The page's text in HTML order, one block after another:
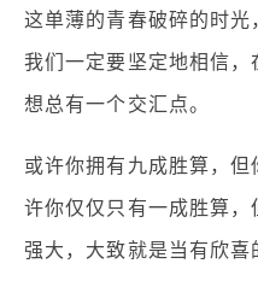
这单薄的青春破碎的时光
我们一定要坚定地相信
想总有一个交汇点。
或许你拥有九成胜算，
许你仅仅只有一成胜算
强大，大致就是当有欣